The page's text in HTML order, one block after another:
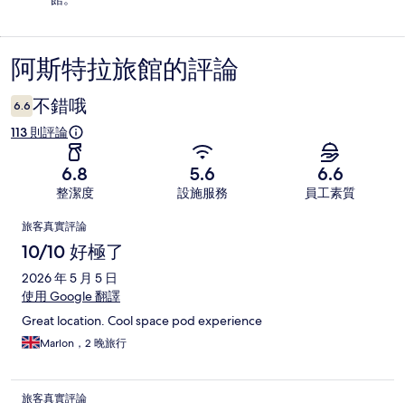
評
論
阿斯特拉旅館的評論
6.6 不錯哦
113 則評論
6.8
整潔度
5.6
設施服務
6.6
員工素質
評
論
旅客真實評論
10/10 好極了
2026 年 5 月 5 日
使用 Google 翻譯
Great location. Cool space pod experience
Marlon，2 晚旅行
旅客真實評論